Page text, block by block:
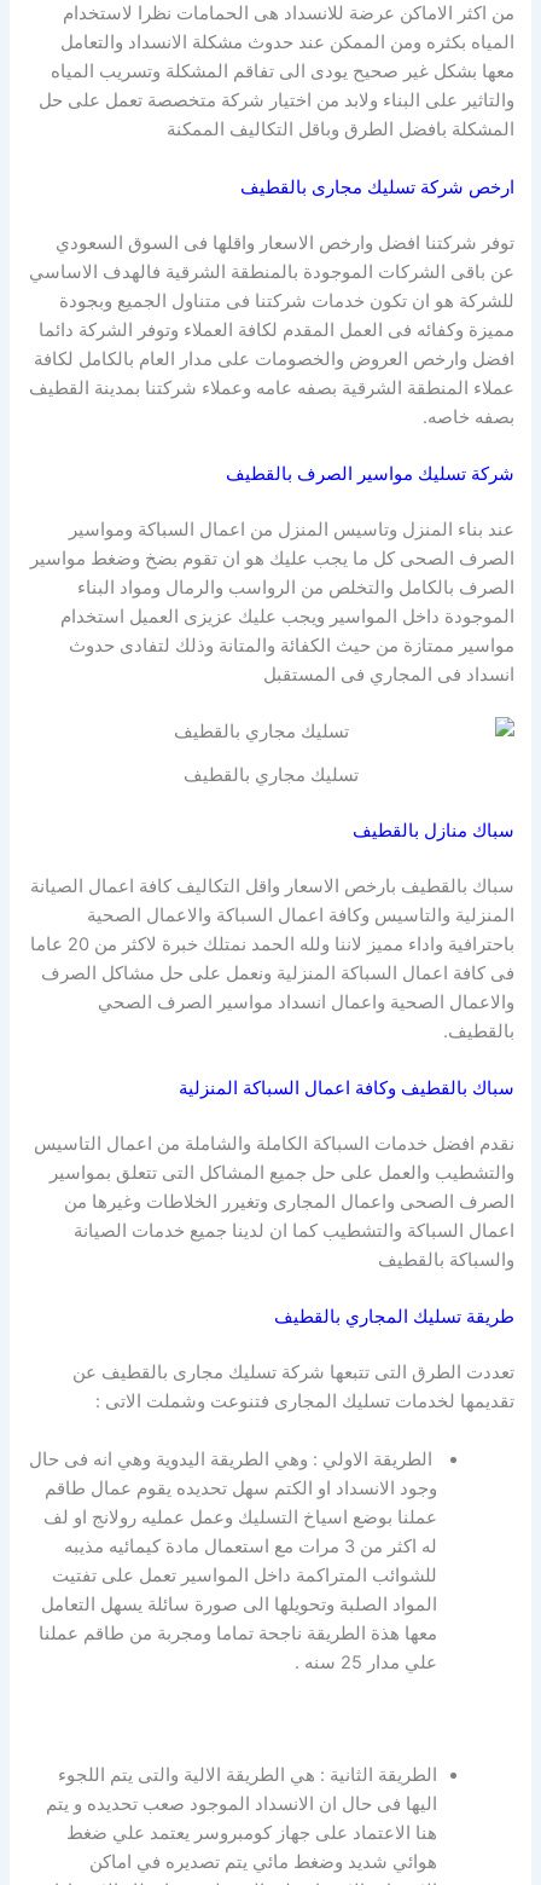
من اكثر الاماكن عرضة للانسداد هى الحمامات نظرا لاستخدام
المياه بكثره ومن الممكن عند حدوث مشكلة الانسداد والتعامل
معها بشكل غير صحيح يودى الى تفاقم المشكلة وتسريب المياه
والتاثير على البناء ولابد من اختيار شركة متخصصة تعمل على حل
المشكلة بافضل الطرق وباقل التكاليف الممكنة
ارخص شركة تسليك مجارى بالقطيف
توفر شركتنا افضل وارخص الاسعار واقلها فى السوق السعودي
عن باقى الشركات الموجودة بالمنطقة الشرقية فالهدف الاساسي
للشركة هو ان تكون خدمات شركتنا فى متناول الجميع وبجودة
مميزة وكفائه فى العمل المقدم لكافة العملاء وتوفر الشركة دائما
افضل وارخص العروض والخصومات على مدار العام بالكامل لكافة
عملاء المنطقة الشرقية بصفه عامه وعملاء شركتنا بمدينة القطيف
بصفه خاصه.
شركة تسليك مواسير الصرف بالقطيف
عند بناء المنزل وتاسيس المنزل من اعمال السباكة ومواسير
الصرف الصحى كل ما يجب عليك هو ان تقوم بضخ وضغط مواسير
الصرف بالكامل والتخلص من الرواسب والرمال ومواد البناء
الموجودة داخل المواسير ويجب عليك عزيزى العميل استخدام
مواسير ممتازة من حيث الكفائة والمتانة وذلك لتفادى حدوث
انسداد فى المجاري فى المستقبل
تسليك مجاري بالقطيف
سباك منازل بالقطيف
سباك بالقطيف بارخص الاسعار واقل التكاليف كافة اعمال الصيانة
المنزلية والتاسيس وكافة اعمال السباكة والاعمال الصحية
باحترافية واداء مميز لاننا ولله الحمد نمتلك خبرة لاكثر من 20 عاما
فى كافة اعمال السباكة المنزلية ونعمل على حل مشاكل الصرف
والاعمال الصحية واعمال انسداد مواسير الصرف الصحي
بالقطيف.
سباك بالقطيف وكافة اعمال السباكة المنزلية
نقدم افضل خدمات السباكة الكاملة والشاملة من اعمال التاسيس
والتشطيب والعمل على حل جميع المشاكل التى تتعلق بمواسير
الصرف الصحى واعمال المجارى وتغيرر الخلاطات وغيرها من
اعمال السباكة والتشطيب كما ان لدينا جميع خدمات الصيانة
والسباكة بالقطيف
طريقة تسليك المجاري بالقطيف
تعددت الطرق التى تتبعها شركة تسليك مجارى بالقطيف عن
تقديمها لخدمات تسليك المجارى فتنوعت وشملت الاتى :
الطريقة الاولي : وهي الطريقة اليدوية وهي انه فى حال
وجود الانسداد او الكتم سهل تحديده يقوم عمال طاقم
عملنا بوضع اسياخ التسليك وعمل عمليه رولانج او لف
له اكثر من 3 مرات مع استعمال مادة كيمائيه مذيبه
للشوائب المتراكمة داخل المواسير تعمل على تفتيت
المواد الصلبة وتحويلها الى صورة سائلة يسهل التعامل
معها هذة الطريقة ناجحة تماما ومجربة من طاقم عملنا
علي مدار 25 سنه .
الطريقة الثانية : هي الطريقة الالية والتى يتم اللجوء
اليها فى حال ان الانسداد الموجود صعب تحديده و يتم
هنا الاعتماد على جهاز كومبروسر يعتمد علي ضغط
هوائي شديد وضغط مائي يتم تصديره في اماكن